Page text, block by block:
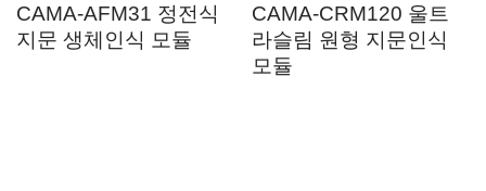
CAMA-AFM31 정전식
지문 생체인식 모듈
CAMA-CRM120 울트
라슬림 원형 지문인식
모듈